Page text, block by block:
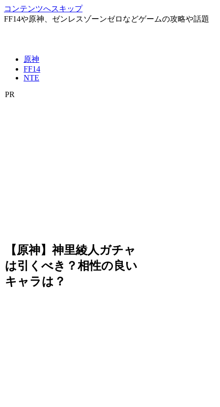
コンテンツへスキップ
FF14や原神、ゼンレスゾーンゼロなどゲームの攻略や話題
原神
FF14
NTE
PR
【原神】神里綾人ガチャ
は引くべき？相性の良い
キャラは？